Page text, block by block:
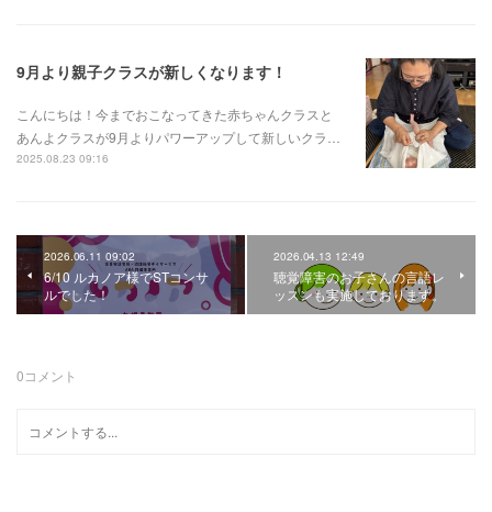
9月より親子クラスが新しくなります！
こんにちは！今までおこなってきた赤ちゃんクラスと
あんよクラスが9月よりパワーアップして新しいクラ…
2025.08.23 09:16
2026.06.11 09:02
6/10 ルカノア様でSTコンサ
ルでした！
2026.04.13 12:49
聴覚障害のお子さんの言語レ
ッスンも実施しております。
0コメント